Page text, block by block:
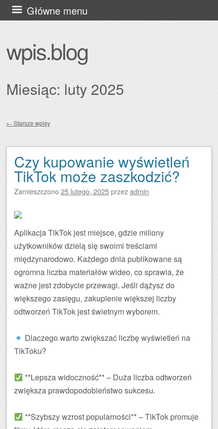
wpis.blog
Główne menu
Przejdź
do
Miesiąc: luty 2025
← Starsze wpisy
Czy kupowanie wyświetleń
TikTok może zaszkodzić?
Zamieszczono25 lutego, 2025przezadmin
Aplikacja TikTok jest miejsce, gdzie miliony
użytkowników dzielą się swoimi treściami
międzynarodowo. Każdego dnia publikowane są
ogromna liczba materiałów wideo, co sprawia, że
ważne jest zdobycie przewagi. Jeśli dążysz do
większego zasięgu, zakupienie większej liczby
odtworzeń TikTok jest świetnym wyborem.
Dlaczego warto zwiększać liczbę wyświetleń na
TikToku?
**Lepsza widoczność** – Duża liczba odtworzeń
zwiększa prawdopodobieństwo sukcesu.
**Szybszy wzrost popularności** – TikTok promuje